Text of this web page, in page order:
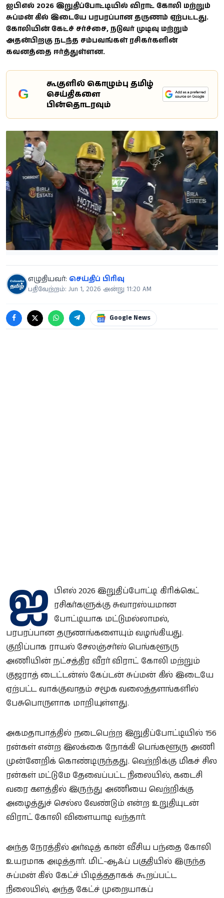
ஐபிஎல் 2026 இறுதிப்போட்டியில் விராட் கோலி மற்றும்
சுப்மன் கில் இடையே பரபரப்பான தருணம் ஏற்பட்டது.
கோலியின் கேட்ச் சர்ச்சை, நடுவர் முடிவு மற்றும்
அதன்பிறகு நடந்த சம்பவங்கள் ரசிகர்களின்
கவனத்தை ஈர்த்துள்ளன.
G
கூகுளில் கொழும்பு தமிழ்
செய்திகளை
பின்தொடரவும்
எழுதியவர்: செய்திப் பிரிவு
பதிவேற்றம்: Jun 1, 2026 அன்று 11:20 AM
Google News
ஐ பிஎல் 2026 இறுதிப்போட்டி கிரிக்கெட்
ரசிகர்களுக்கு சுவாரஸ்யமான
போட்டியாக மட்டுமல்லாமல்,
பரபரப்பான தருணங்களையும் வழங்கியது.
குறிப்பாக ராயல் சேலஞ்சர்ஸ் பெங்களூரு
அணியின் நட்சத்திர வீரர் விராட் கோலி மற்றும்
குஜராத் டைட்டன்ஸ் கேப்டன் சுப்மன் கில் இடையே
ஏற்பட்ட வாக்குவாதம் சமூக வலைத்தளங்களில்
பேசுபொருளாக மாறியுள்ளது.
அகமதாபாத்தில் நடைபெற்ற இறுதிப்போட்டியில் 156
ரன்கள் என்ற இலக்கை நோக்கி பெங்களூரு அணி
முன்னேறிக் கொண்டிருந்தது. வெற்றிக்கு மிகச் சில
ரன்கள் மட்டுமே தேவைப்பட்ட நிலையில், கடைசி
வரை களத்தில் இருந்து அணியை வெற்றிக்கு
அழைத்துச் செல்ல வேண்டும் என்ற உறுதியுடன்
விராட் கோலி விளையாடி வந்தார்.
அந்த நேரத்தில் அர்ஷத் கான் வீசிய பந்தை கோலி
உயரமாக அடித்தார். மிட்-ஆஃப் பகுதியில் இருந்த
சுப்மன் கில் கேட்ச் பிடித்ததாகக் கூறப்பட்ட
நிலையில், அந்த கேட்ச் முறையாகப்